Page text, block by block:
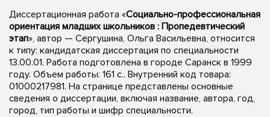
Диссертационная работа «Социально-профессиональная
ориентация младших школьников : Пропедевтический
этап», автор — Сергушина, Ольга Васильевна, относится
к типу: кандидатская диссертация по специальности
13.00.01. Работа подготовлена в городе Саранск в 1999
году. Объем работы: 161 с.. Внутренний код товара:
01000217981. На странице представлены основные
сведения о диссертации, включая название, автора, год,
город, тип работы и шифр специальности.